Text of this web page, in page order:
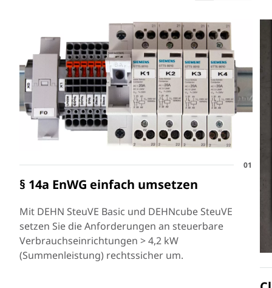
01
§ 14a EnWG einfach umsetzen
Mit DEHN SteuVE Basic und DEHNcube SteuVE
setzen Sie die Anforderungen an steuerbare
Verbrauchseinrichtungen > 4,2 kW
(Summenleistung) rechtssicher um.